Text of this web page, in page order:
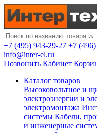
+7 (495) 943-29-27 +7
info@inter-el.ru
Позвонить Кабинет
Каталог товаров
Высоковольтное и
электроэнергии и
электромонтажа
системы Кабели,
и инженерные